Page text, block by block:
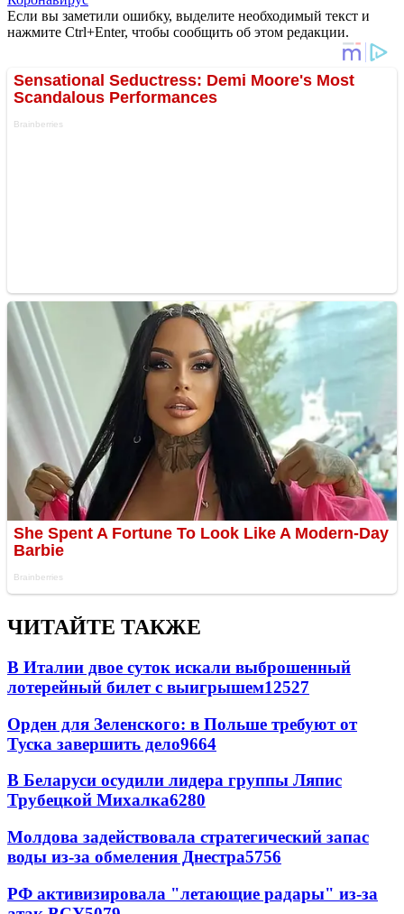
Если вы заметили ошибку, выделите необходимый текст и
нажмите Ctrl+Enter, чтобы сообщить об этом редакции.
ЧИТАЙТЕ ТАКЖЕ
В Италии двое суток искали выброшенный
лотерейный билет с выигрышем12527
Орден для Зеленского: в Польше требуют от
Туска завершить дело9664
В Беларуси осудили лидера группы Ляпис
Трубецкой Михалка6280
Молдова задействовала стратегический запас
воды из-за обмеления Днестра5756
РФ активизировала "летающие радары" из-за